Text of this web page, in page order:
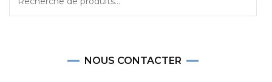
NOUS CONTACTER